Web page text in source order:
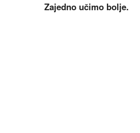
Zajedno učimo bolje.